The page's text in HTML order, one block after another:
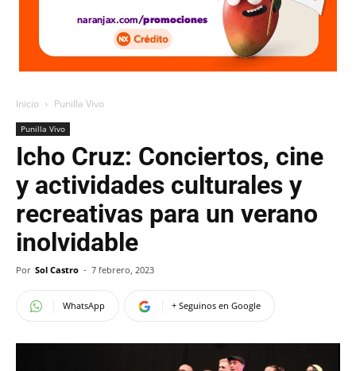
Inicio Punilla Vivo
Punilla Vivo
Icho Cruz: Conciertos, cine
y actividades culturales y
recreativas para un verano
inolvidable
Por Sol Castro - 7 febrero, 2023
WhatsApp + Seguinos en Google